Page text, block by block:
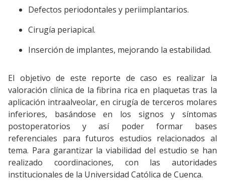
Defectos periodontales y periimplantarios.
Cirugía periapical.
Inserción de implantes, mejorando la estabilidad.
El objetivo de este reporte de caso es realizar la
valoración clínica de la fibrina rica en plaquetas tras la
aplicación intraalveolar, en cirugía de terceros molares
inferiores, basándose en los signos y síntomas
postoperatorios y así poder formar bases
referenciales para futuros estudios relacionados al
tema. Para garantizar la viabilidad del estudio se han
realizado coordinaciones, con las autoridades
institucionales de la Universidad Católica de Cuenca.